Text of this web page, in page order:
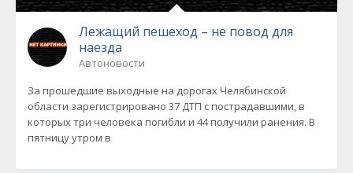
Лежащий пешеход – не повод для
наезда
Автоновости
За прошедшие выходные на дорогах Челябинской
области зарегистрировано 37 ДТП с пострадавшими, в
которых три человека погибли и 44 получили ранения. В
пятницу утром в